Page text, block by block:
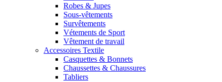
Robes & Jupes
Sous-vêtements
Survêtements
Vétements de Sport
Vêtement de travail
Accessoires Textile
Casquettes & Bonnets
Chaussettes & Chaussures
Tabliers